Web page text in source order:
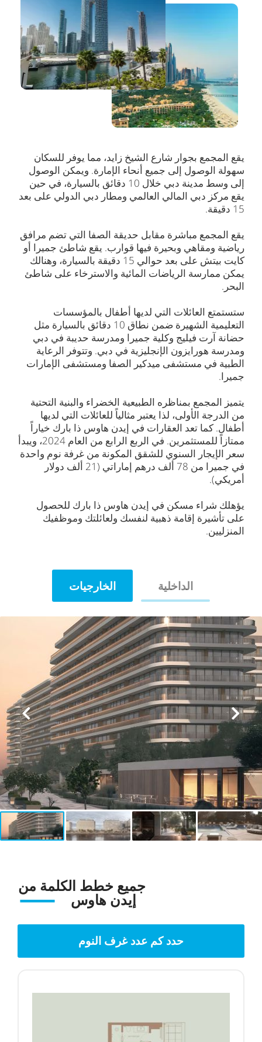
يقع المجمع بجوار شارع الشيخ زايد، مما يوفر للسكان
سهولة الوصول إلى جميع أنحاء الإمارة. ويمكن الوصول
إلى وسط مدينة دبي خلال 10 دقائق بالسيارة، في حين
يقع مركز دبي المالي العالمي ومطار دبي الدولي على بعد
15 دقيقة.
يقع المجمع مباشرة مقابل حديقة الصفا التي تضم مرافق
رياضية ومقاهي وبحيرة فيها قوارب. يقع شاطئ جميرا أو
كايت بيتش على بعد حوالي 15 دقيقة بالسيارة، وهنالك
يمكن ممارسة الرياضات المائية والاسترخاء على شاطئ
البحر.
ستستمتع العائلات التي لديها أطفال بالمؤسسات
التعليمية الشهيرة ضمن نطاق 10 دقائق بالسيارة مثل
حضانة آرت فيليج وكلية جميرا ومدرسة حديبة في دبي
ومدرسة هورايزون الإنجليزية في دبي. وتتوفر الرعاية
الطبية في مستشفى ميدكير الصفا ومستشفى الإمارات
جميرا.
يتميز المجمع بمناظره الطبيعية الخضراء والبنية التحتية
من الدرجة الأولى، لذا يعتبر مثالياً للعائلات التي لديها
أطفال. كما تعد العقارات في إيدن هاوس ذا بارك خياراً
ممتازاً للمستثمرين. في الربع الرابع من العام 2024، ويبدأ
سعر الإيجار السنوي للشقق المكونة من غرفة نوم واحدة
في جميرا من 78 ألف درهم إماراتي (21 ألف دولار
أمريكي).
يؤهلك شراء مسكن في إيدن هاوس ذا بارك للحصول
على تأشيرة إقامة ذهبية لنفسك ولعائلتك وموظفيك
المنزليين.
الخارجيات الداخلية
جميع خطط الكلمة من
إيدن هاوس
حدد كم عدد غرف النوم